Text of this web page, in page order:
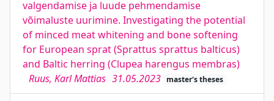
valgendamise ja luude pehmendamise
võimaluste uurimine. Investigating the potential
of minced meat whitening and bone softening
for European sprat (Sprattus sprattus balticus)
and Baltic herring (Clupea harengus membras)
Ruus, Karl Mattias 31.05.2023 master's theses